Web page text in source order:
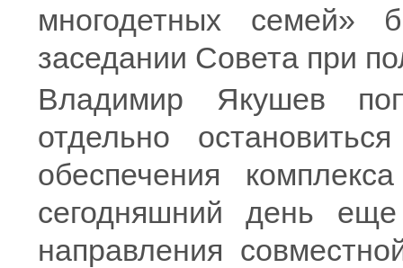
многодетных семей»
заседании Совета при
Владимир Якушев
отдельно
обеспечения
сегодняшний день
направления